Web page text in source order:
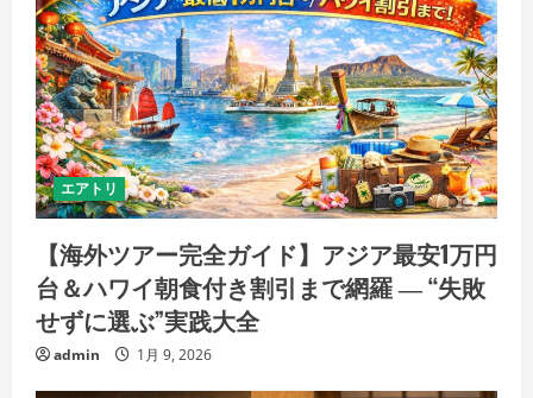
エアトリ
【海外ツアー完全ガイド】アジア最安1万円
台＆ハワイ朝食付き割引まで網羅 ― “失敗
せずに選ぶ”実践大全
admin 1月 9, 2026